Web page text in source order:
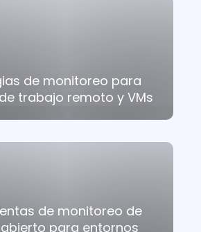
de monitoreo para
trabajo remoto y VMs
de monitoreo de
para entornos